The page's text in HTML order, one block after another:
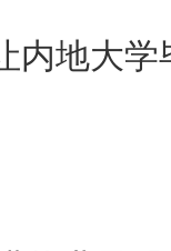
内地大